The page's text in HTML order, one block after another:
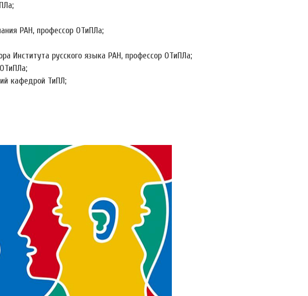
РАН, профессор ОТиПЛа;
Института русского языка РАН, профессор ОТиПЛа;
кафедрой ТиПЛ;